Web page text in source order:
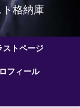
格納庫
ストページ
フィール